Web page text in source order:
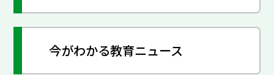
今がわかる教育ニュース